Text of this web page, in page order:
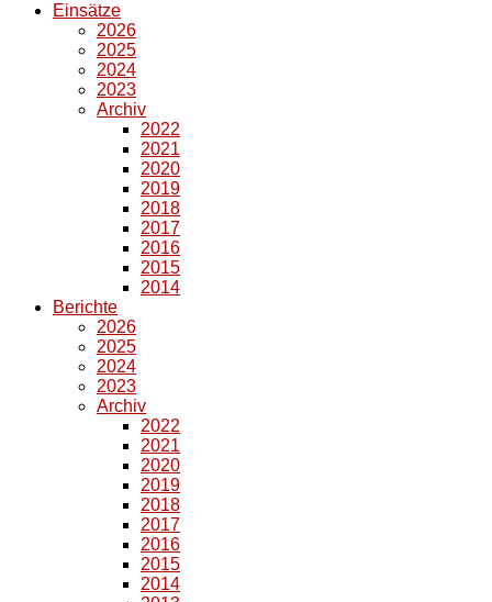
Einsätze
2026
2025
2024
2023
Archiv
2022
2021
2020
2019
2018
2017
2016
2015
2014
Berichte
2026
2025
2024
2023
Archiv
2022
2021
2020
2019
2018
2017
2016
2015
2014